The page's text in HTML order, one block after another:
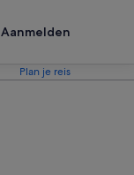
Aanmelden
Plan je reis